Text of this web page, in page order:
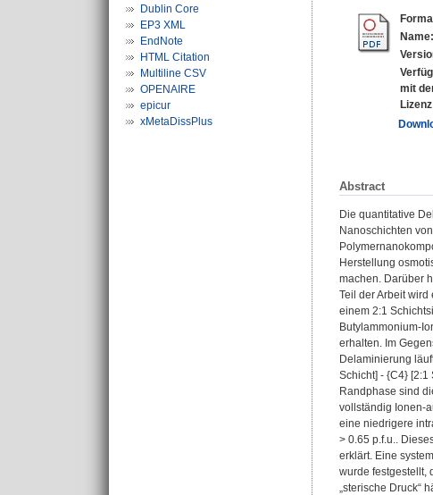
Dublin Core
EP3 XML
EndNote
HTML Citation
Multiline CSV
OPENAIRE
epicur
xMetaDissPlus
Name:
mit
Lizenz
Abstract
Die quantitative
Nanoschichten
Herstellung
machen. Darüber
Teil der Arbeit
einem 2:1
Butylammonium-
erhalten. Im
Delaminierung
Schicht] - {C4}
Randphase sind
vollständig Ionen-
eine niedrigere
> 0.65 p.f.u..
erklärt. Eine
wurde festgestellt,
„sterische